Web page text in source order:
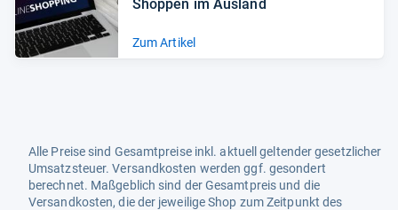
Shop­pen im Aus­land
Zum Artikel
Alle Preise sind Gesamtpreise inkl. aktuell geltender gesetzlicher
Umsatzsteuer. Versandkosten werden ggf. gesondert
berechnet. Maßgeblich sind der Gesamtpreis und die
Versandkosten, die der jeweilige Shop zum Zeitpunkt des